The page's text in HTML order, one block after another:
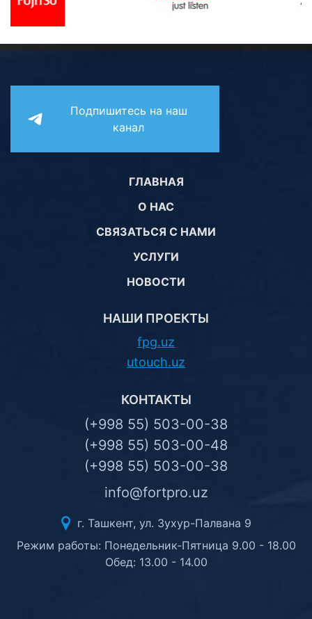
Подпишитесь на наш
канал
ГЛАВНАЯ
О НАС
СВЯЗАТЬСЯ С НАМИ
УСЛУГИ
НОВОСТИ
НАШИ ПРОЕКТЫ
fpg.uz
utouch.uz
КОНТАКТЫ
(+998 55) 503-00-38
(+998 55) 503-00-48
(+998 55) 503-00-38
info@fortpro.uz
г. Ташкент, ул. Зухур-Палвана 9
Режим работы: Понедельник-Пятница 9.00 - 18.00
Обед: 13.00 - 14.00